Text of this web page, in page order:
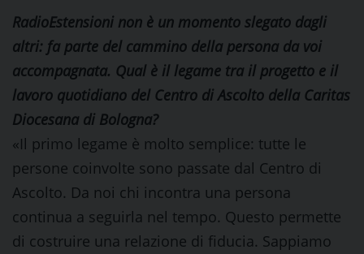
RadioEstensioni non è un momento slegato dagli
altri: fa parte del cammino della persona da voi
accompagnata. Qual è il legame tra il progetto e il
lavoro quotidiano del Centro di Ascolto della Caritas
Diocesana di Bologna?
«Il primo legame è molto semplice: tutte le
persone coinvolte sono passate dal Centro di
Ascolto. Da noi chi incontra una persona
continua a seguirla nel tempo. Questo permette
di costruire una relazione di fiducia. Sappiamo